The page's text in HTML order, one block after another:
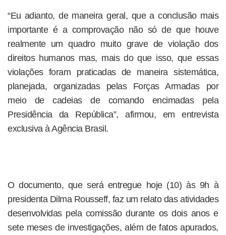
“Eu adianto, de maneira geral, que a conclusão mais
importante é a comprovação não só de que houve
realmente um quadro muito grave de violação dos
direitos humanos mas, mais do que isso, que essas
violações foram praticadas de maneira sistemática,
planejada, organizadas pelas Forças Armadas por
meio de cadeias de comando encimadas pela
Presidência da República”, afirmou, em entrevista
exclusiva à Agência Brasil.
O documento, que será entregue hoje (10) às 9h à
presidenta Dilma Rousseff, faz um relato das atividades
desenvolvidas pela comissão durante os dois anos e
sete meses de investigações, além de fatos apurados,